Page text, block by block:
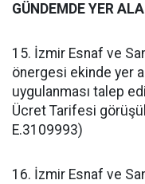
GÜNDEMDE YER
15. İzmir Esnaf ve
önergesi ekinde yer
uygulanması talep
Ücret Tarifesi
E.3109993)
16. İzmir Esnaf ve